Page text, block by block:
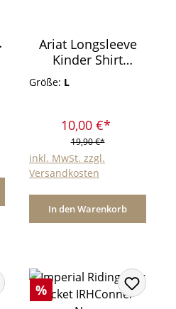
Ariat Longsleeve
Kinder Shirt
Embroidered Pony
Größe: L
10,00 €*
19,90 €*
inkl. MwSt. zzgl.
Versandkosten
In den Warenkorb
Rabatt
%